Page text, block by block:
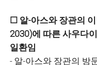
☐ 알-아스와 장관의
2030)에 따른 사우다
일환임
- 알-아스와 장관의 방